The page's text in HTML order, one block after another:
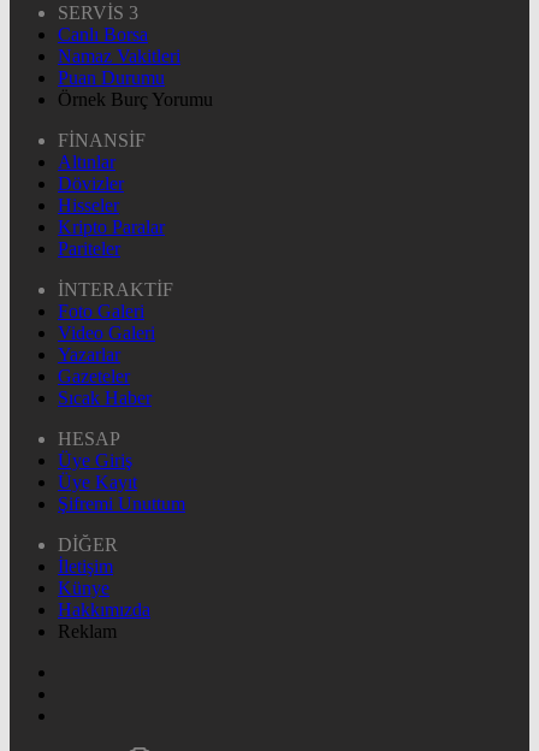
SERVİS 3
Canlı Borsa
Namaz Vakitleri
Puan Durumu
Örnek Burç Yorumu
FİNANSİF
Altınlar
Dövizler
Hisseler
Kripto Paralar
Pariteler
İNTERAKTİF
Foto Galeri
Video Galeri
Yazarlar
Gazeteler
Sıcak Haber
HESAP
Üye Giriş
Üye Kayıt
Şifremi Unuttum
DİĞER
İletişim
Künye
Hakkımızda
Reklam